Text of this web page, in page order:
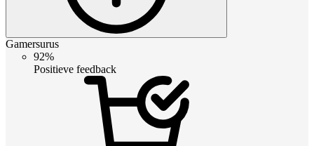
Gamersurus
92%
Positieve feedback